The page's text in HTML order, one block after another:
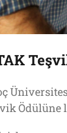
Ödülüne